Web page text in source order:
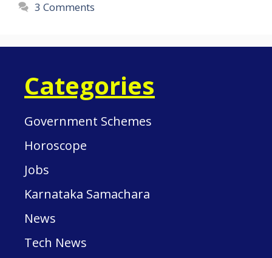
3 Comments
Categories
Government Schemes
Horoscope
Jobs
Karnataka Samachara
News
Tech News